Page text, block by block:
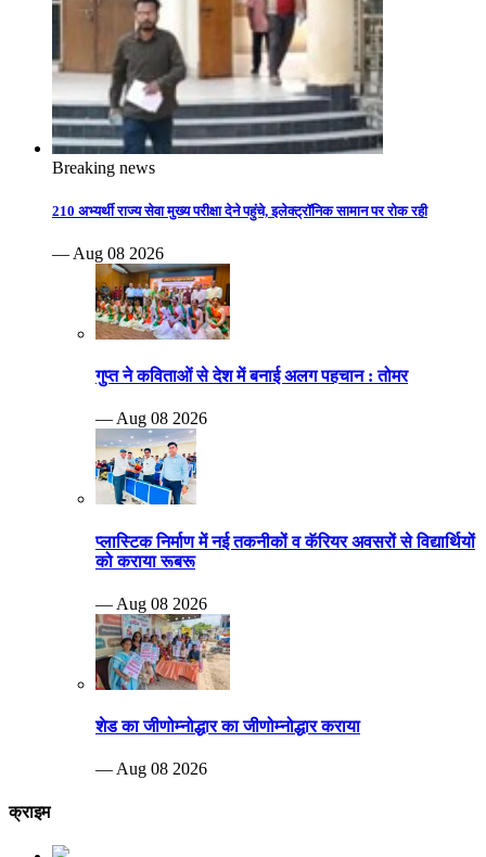
Breaking news
210 अभ्यर्थी राज्य सेवा मुख्य परीक्षा देने पहुंचे, इलेक्ट्रॉनिक सामान पर रोक रही
— Aug 08 2026
गुप्त ने कविताओं से देश में बनाई अलग पहचान : तोमर
— Aug 08 2026
प्लास्टिक निर्माण में नई तकनीकों व कॅरियर अवसरों से विद्यार्थियों
को कराया रूबरू
— Aug 08 2026
शेड का जीणोम्नोद्धार का जीणोम्नोद्धार कराया
— Aug 08 2026
क्राइम